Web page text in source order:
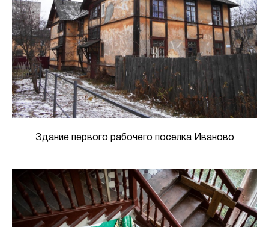
Здание первого рабочего поселка Иваново